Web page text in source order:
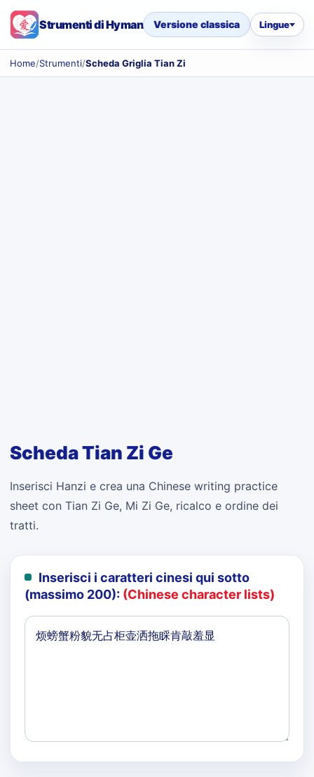
Strumenti di Hyman Versione classica Lingue
Home/Strumenti/Scheda Griglia Tian Zi
Scheda Tian Zi Ge
Inserisci Hanzi e crea una Chinese writing practice
sheet con Tian Zi Ge, Mi Zi Ge, ricalco e ordine dei
tratti.
Inserisci i caratteri cinesi qui sotto
(massimo 200): (Chinese character lists)